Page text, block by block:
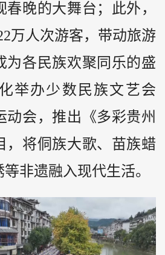
晚的大舞台；此外，
万人次游客，带动旅游
为各民族欢聚同乐的盛
举办少数民族文艺会
动会，推出《多彩贵州
，将侗族大歌、苗族蜡
非遗融入现代生活。